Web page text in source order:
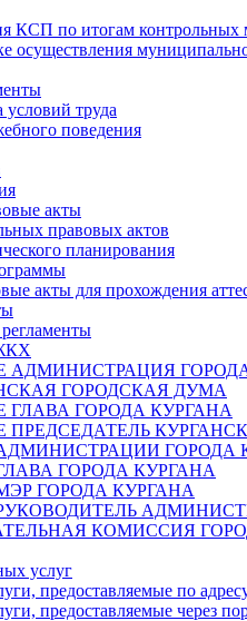
КСП по итогам контрольных
осуществления
труда
поведения
акты
правовых актов
планирования
акты для прохождения
АДМИНИСТРАЦИЯ
ГОРОДСКАЯ ДУМА
ГОРОДА КУРГАНА
ПРЕДСЕДАТЕЛЬ
ГОРОДА
ГОРОДА КУРГАНА
ГОРОДА КУРГАНА
КОМИССИЯ
услуг
предоставляемые по
предоставляемые через